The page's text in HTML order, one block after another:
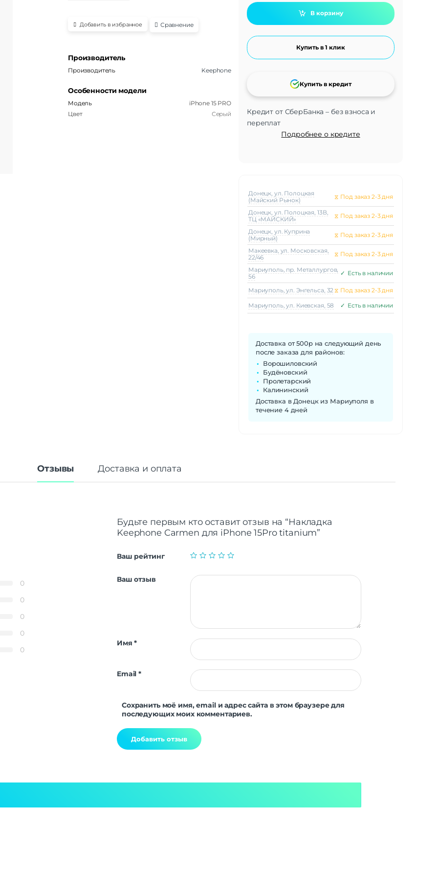
Добавить в избранное Сравнение
Производитель
Производитель Keephone
Особенности модели
Модель
iPhone 15 PRO
Цвет
Серый
В корзину
Купить в 1 клик
Кредит от СберБанка – без взноса и
переплат
Подробнее о кредите
Купить в кредит
Донецк, ул. Полоцкая
(Майский Рынок)
⧖ Под заказ 2-3 дня
Донецк, ул. Полоцкая, 13В,
ТЦ «МАЙСКИЙ»
⧖ Под заказ 2-3 дня
Донецк, ул. Куприна
(Мирный)
⧖ Под заказ 2-3 дня
Макеeвка, ул. Московская,
22/46
⧖ Под заказ 2-3 дня
Мариуполь, пр. Металлургов,
56
✓ Есть в наличии
Мариуполь, ул. Энгельса, 32 ⧖ Под заказ 2-3 дня
Мариуполь, ул. Киевская, 58 ✓ Есть в наличии
Доставка от 500р на следующий день
после заказа для районов:
Ворошиловский
Будёновский
Пролетарский
Калининский
Доставка в Донецк из Мариуполя в
течение 4 дней
Отзывы Доставка и оплата
0
0
0
0
0
Будьте первым кто оставит отзыв на “Накладка
Keephone Carmen для iPhone 15Pro titanium”
Ваш рейтинг
Ваш отзыв
Имя*
Email*
Сохранить моё имя, email и адрес сайта в этом браузере для
последующих моих комментариев.